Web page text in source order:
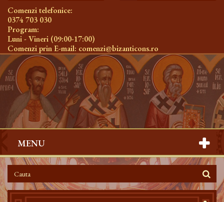
Comenzi telefonice:
0374 703 030
Program:
Luni - Vineri (09:00-17:00)
Comenzi prin E-mail: comenzi@bizanticons.ro
MENU